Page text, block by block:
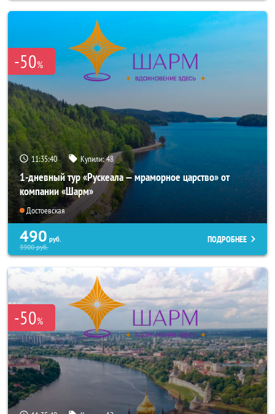
-50%
11:35:38 Купили:48
1-дневный тур «Рускеала — мраморное царство» от
компании «Шарм»
Достоевская
490 руб.
3900руб.
ПОДРОБНЕЕ
-50%